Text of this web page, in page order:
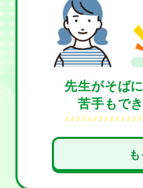
り添って、できる
ります。
先生がそば
苦手もで
小学6年生の春にス
数の速さや割合、
が、先生が私に合